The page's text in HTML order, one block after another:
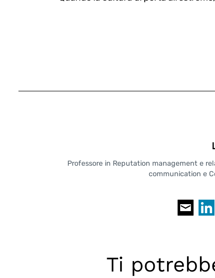
Professore in Reputation management e
communication e
Ti